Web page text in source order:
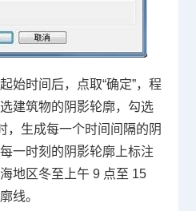
始时间后，点取“确定”，程
建筑物的阴影轮廓，勾选
，生成每一个时间间隔的阴
一时刻的阴影轮廓上标注
地区冬至上午 9 点至 15
线。